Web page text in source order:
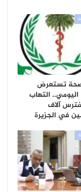
تستعرض
اليومي.. التهاب
آلاف
في الجزيرة